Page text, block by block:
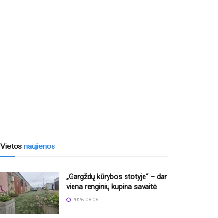
Vietos naujienos
„Gargždų kūrybos stotyje“ – dar
viena renginių kupina savaitė
2026-08-05